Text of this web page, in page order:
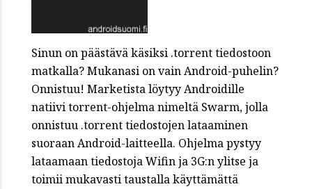
Sinun on päästävä käsiksi .torrent tiedostoon
matkalla? Mukanasi on vain Android-puhelin?
Onnistuu! Marketista löytyy Androidille
natiivi torrent-ohjelma nimeltä Swarm, jolla
onnistuu .torrent tiedostojen lataaminen
suoraan Android-laitteella. Ohjelma pystyy
lataamaan tiedostoja Wifin ja 3G:n ylitse ja
toimii mukavasti taustalla käyttämättä